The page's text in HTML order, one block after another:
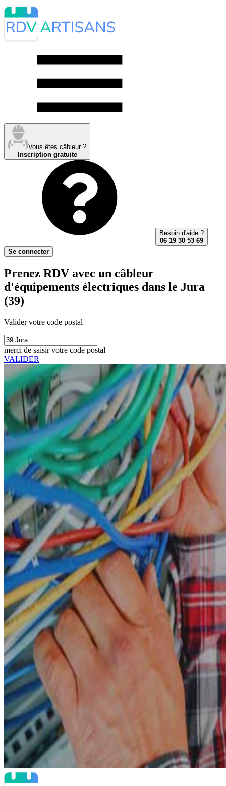
Vous êtes câbleur ?
Inscription gratuite
Besoin d'aide ?
06 19 30 53 69
Se connecter
Prenez RDV avec un câbleur
d'équipements électriques dans le Jura
(39)
Valider votre code postal
merci de saisir votre code postal
VALIDER